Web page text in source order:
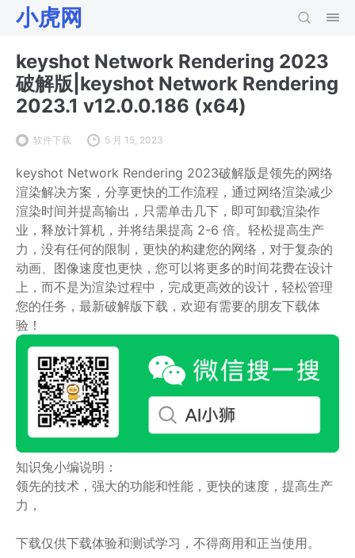
小虎网
keyshot Network Rendering 2023
破解版|keyshot Network Rendering
2023.1 v12.0.0.186 (x64)
软件下载 5 月 15, 2023
keyshot Network Rendering 2023破解版是领先的网络
渲染解决方案，分享更快的工作流程，通过网络渲染减少
渲染时间并提高输出，只需单击几下，即可卸载渲染作
业，释放计算机，并将结果提高 2-6 倍。轻松提高生产
力，没有任何的限制，更快的构建您的网络，对于复杂的
动画、图像速度也更快，您可以将更多的时间花费在设计
上，而不是为渲染过程中，完成更高效的设计，轻松管理
您的任务，最新破解版下载，欢迎有需要的朋友下载体
验！
知识兔小编说明：
领先的技术，强大的功能和性能，更快的速度，提高生产
力，
下载仅供下载体验和测试学习，不得商用和正当使用。